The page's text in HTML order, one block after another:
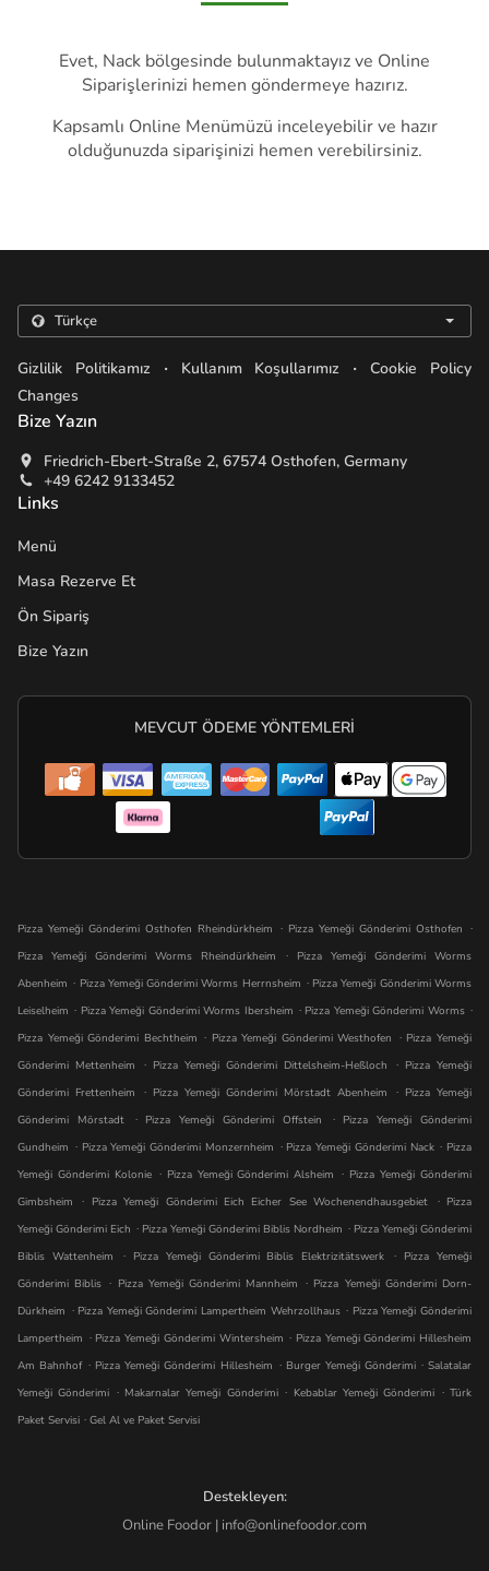
Evet, Nack bölgesinde bulunmaktayız ve Online
Siparişlerinizi hemen göndermeye hazırız.
Kapsamlı Online Menümüzü inceleyebilir ve hazır
olduğunuzda siparişinizi hemen verebilirsiniz.
Gizlilik Politikamız . Kullanım Koşullarımız .
Cookie Policy
Changes
Bize Yazın
Friedrich-Ebert-Straße 2, 67574 Osthofen, Germany
+49 6242 9133452
Links
Menü
Masa Rezerve Et
Ön Sipariş
Bize Yazın
MEVCUT ÖDEME YÖNTEMLERI
Pizza Yemeği Gönderimi Osthofen Rheindürkheim . Pizza Yemeği Gönderimi Osthofen .
Pizza Yemeği Gönderimi Worms Rheindürkheim
.
Pizza Yemeği Gönderimi Worms
Abenheim . Pizza Yemeği Gönderimi Worms Herrnsheim . Pizza Yemeği Gönderimi Worms
Leiselheim . Pizza Yemeği Gönderimi Worms Ibersheim . Pizza Yemeği Gönderimi Worms .
Pizza Yemeği Gönderimi Bechtheim . Pizza Yemeği Gönderimi Westhofen . Pizza Yemeği
Gönderimi Mettenheim
. Pizza Yemeği Gönderimi Dittelsheim-Heßloch . Pizza Yemeği
Gönderimi Frettenheim
. Pizza Yemeği Gönderimi Mörstadt Abenheim . Pizza Yemeği
Gönderimi Mörstadt
. Pizza Yemeği Gönderimi Offstein . Pizza Yemeği Gönderimi
Gundheim . Pizza Yemeği Gönderimi Monzernheim . Pizza Yemeği Gönderimi Nack . Pizza
Yemeği Gönderimi Kolonie . Pizza Yemeği Gönderimi Alsheim . Pizza Yemeği Gönderimi
Gimbsheim
. Pizza Yemeği Gönderimi Eich Eicher See Wochenendhausgebiet . Pizza
Yemeği Gönderimi Eich . Pizza Yemeği Gönderimi Biblis Nordheim . Pizza Yemeği Gönderimi
Biblis Wattenheim
. Pizza Yemeği Gönderimi Biblis Elektrizitätswerk . Pizza Yemeği
Gönderimi Biblis . Pizza Yemeği Gönderimi Mannheim . Pizza Yemeği Gönderimi Dorn-
Dürkheim . Pizza Yemeği Gönderimi Lampertheim Wehrzollhaus . Pizza Yemeği Gönderimi
Lampertheim . Pizza Yemeği Gönderimi Wintersheim . Pizza Yemeği Gönderimi Hillesheim
Am Bahnhof . Pizza Yemeği Gönderimi Hillesheim . Burger Yemeği Gönderimi . Salatalar
Yemeği Gönderimi . Makarnalar Yemeği Gönderimi . Kebablar Yemeği Gönderimi . Türk
Paket Servisi . Gel Al ve Paket Servisi
Destekleyen:
Online Foodor | info@onlinefoodor.com